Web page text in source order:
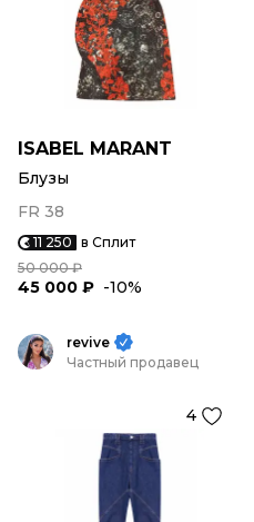
ISABEL MARANT
Блузы
FR 38
11 250 в Сплит
50 000 ₽
45 000 ₽ -10%
revive
Частный продавец
4